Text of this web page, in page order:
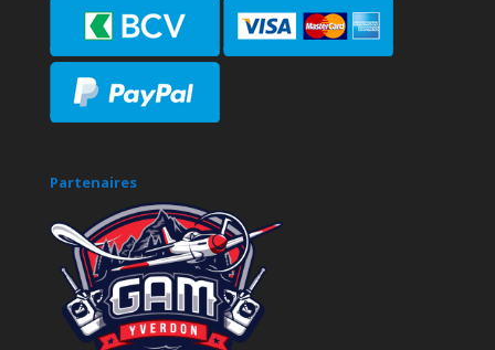
Partenaires